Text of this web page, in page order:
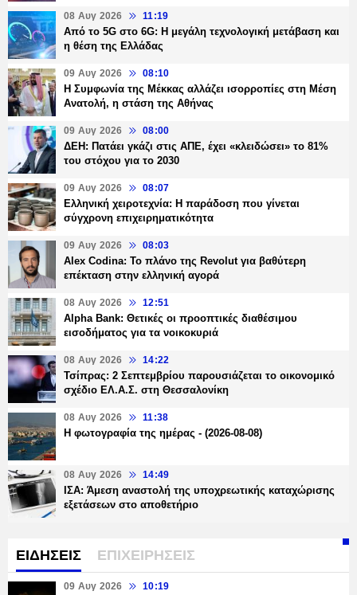
08 Αυγ 2026 11:19
Από το 5G στο 6G: Η μεγάλη τεχνολογική μετάβαση και
η θέση της Ελλάδας
09 Αυγ 2026 08:10
Η Συμφωνία της Μέκκας αλλάζει ισορροπίες στη Μέση
Ανατολή, η στάση της Αθήνας
09 Αυγ 2026 08:00
ΔΕΗ: Πατάει γκάζι στις ΑΠΕ, έχει «κλειδώσει» το 81%
του στόχου για το 2030
09 Αυγ 2026 08:07
Ελληνική χειροτεχνία: Η παράδοση που γίνεται
σύγχρονη επιχειρηματικότητα
09 Αυγ 2026 08:03
Alex Codina: Το πλάνο της Revolut για βαθύτερη
επέκταση στην ελληνική αγορά
08 Αυγ 2026 12:51
Alpha Bank: Θετικές οι προοπτικές διαθέσιμου
εισοδήματος για τα νοικοκυριά
08 Αυγ 2026 14:22
Τσίπρας: 2 Σεπτεμβρίου παρουσιάζεται το οικονομικό
σχέδιο ΕΛ.Α.Σ. στη Θεσσαλονίκη
08 Αυγ 2026 11:38
Η φωτογραφία της ημέρας - (2026-08-08)
08 Αυγ 2026 14:49
ΙΣΑ: Άμεση αναστολή της υποχρεωτικής καταχώρισης
εξετάσεων στο αποθετήριο
ΕΙΔΗΣΕΙΣ ΕΠΙΧΕΙΡΗΣΕΙΣ
09 Αυγ 2026 10:19